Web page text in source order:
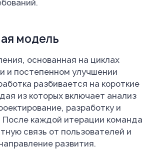
модель
основанная на циклах
и постепенном улучшении
разбивается на короткие
из которых включает анализ
разработку и
После каждой итерации команда
связь от пользователей и
развития.